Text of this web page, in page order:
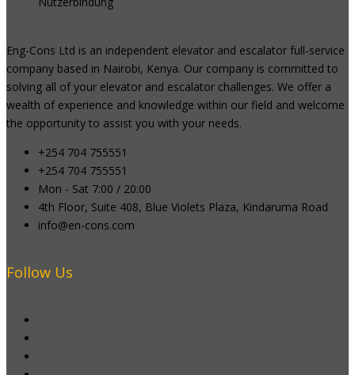
Eng-Cons Ltd is an independent elevator and escalator full-service
company based in Nairobi, Kenya. Our company is committed to
solving all of your elevator and escalator challenges. We offer a
wealth of experience and knowledge within our field and welcome
the opportunity to assist you with your needs.
+254 704 755551
+254 704 755551
Mon - Sat 7:00 / 20:00
4th Floor, Suite 408, Blue Violets Plaza, Kindaruma Road
info@en-cons.com
Follow Us